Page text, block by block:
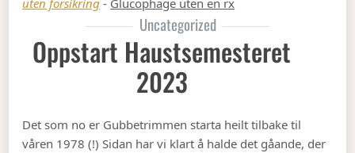
uten forsikring - Glucophage uten en rx
Uncategorized
Oppstart Haustsemesteret
2023
Det som no er Gubbetrimmen starta heilt tilbake til
våren 1978 (!) Sidan har vi klart å halde det gåande, der